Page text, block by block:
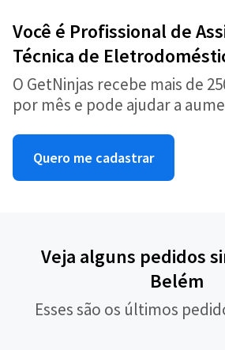
Você é Profissional de
Técnica de
O GetNinjas recebe mais de
por mês e pode ajudar a
Quero me cadastrar
Veja alguns pedidos
Belém
Esses são os últimos